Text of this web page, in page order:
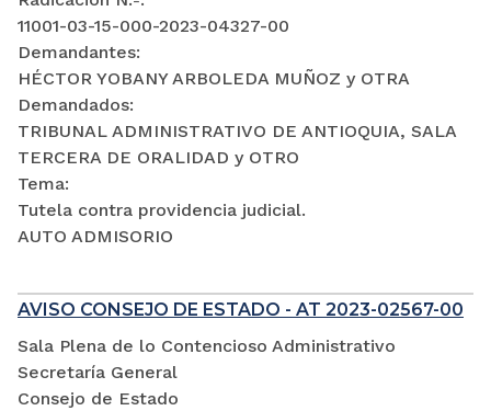
11001-03-15-000-2023-04327-00
Demandantes:
HÉCTOR YOBANY ARBOLEDA MUÑOZ y OTRA
Demandados:
TRIBUNAL ADMINISTRATIVO DE ANTIOQUIA, SALA
TERCERA DE ORALIDAD y OTRO
Tema:
Tutela contra providencia judicial.
AUTO ADMISORIO
AVISO CONSEJO DE ESTADO - AT 2023-02567-00
Sala Plena de lo Contencioso Administrativo
Secretaría General
Consejo de Estado